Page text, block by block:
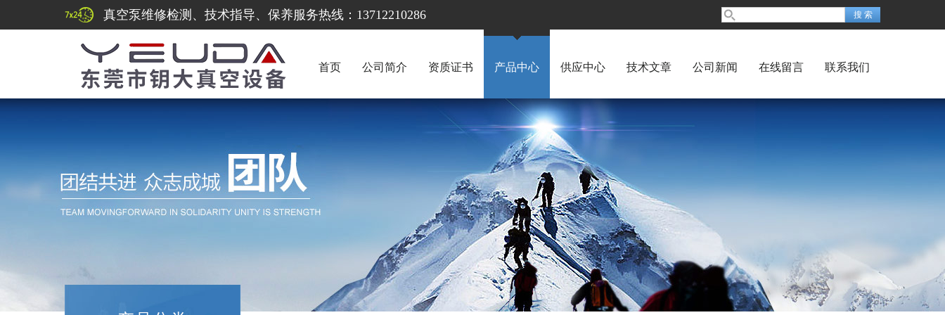
真空泵维修检测、技术指导、保养服务热线：13712210286
首页 公司简介 资质证书 产品中心 供应中心 技术文章 公司新闻 在线留言 联系我们